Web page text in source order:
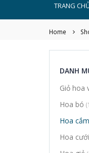
TRANG
Home
DANH
Giỏ hoa
Hoa bó
Hoa
Hoa cưới